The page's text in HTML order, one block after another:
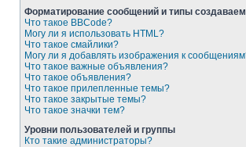
Форматирование сообщений и типы
Что такое BBCode?
Могу ли я использовать HTML?
Что такое смайлики?
Могу ли я добавлять изображения к
Что такое важные объявления?
Что такое объявления?
Что такое прилепленные темы?
Что такое закрытые темы?
Что такое значки тем?
Уровни пользователей и группы
Кто такие администраторы?